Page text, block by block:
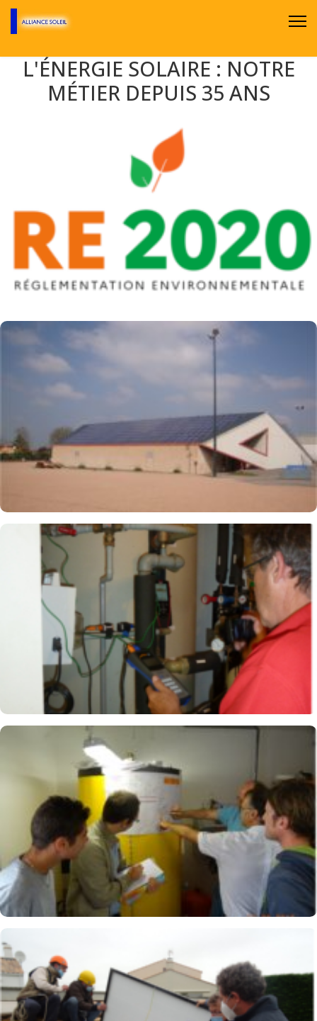
L'ÉNERGIE SOLAIRE : NOTRE
MÉTIER DEPUIS 35 ANS